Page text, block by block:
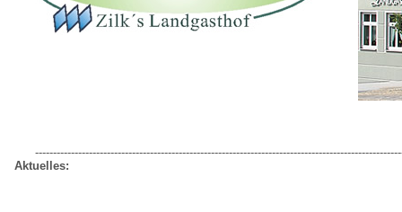
Aktuelles: